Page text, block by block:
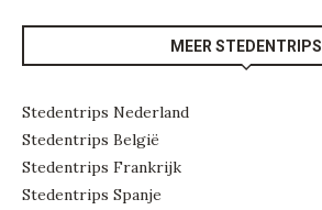
MEER STEDENTRIPS
Stedentrips Nederland
Stedentrips België
Stedentrips Frankrijk
Stedentrips Spanje